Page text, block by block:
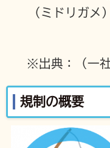
（ミドリガメ）
※出典：（一
規制の概要